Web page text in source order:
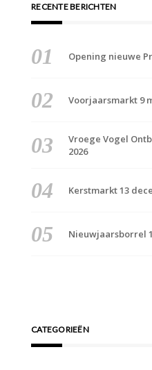
RECENTE BERICHTEN
Opening nieuwe
Voorjaarsmarkt 9
Vroege Vogel
2026
Kerstmarkt 13
Nieuwjaarsborrel
CATEGORIEËN